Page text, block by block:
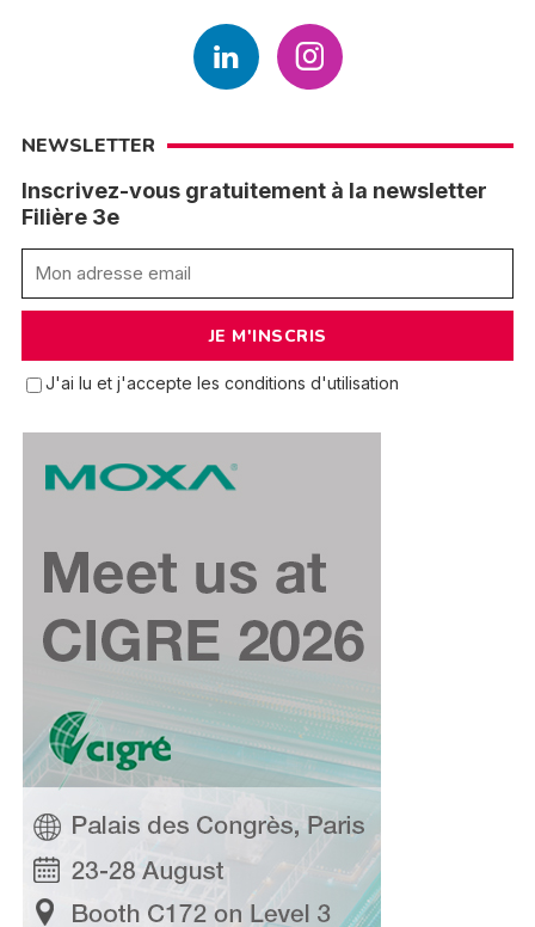
NEWSLETTER
Inscrivez-vous gratuitement à la newsletter
Filière 3e
J'ai lu et j'accepte les conditions d'utilisation